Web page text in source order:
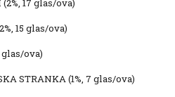
(2%, 17 glas/ova)
15 glas/ova)
glas/ova)
STRANKA(1%, 7 glas/ova)